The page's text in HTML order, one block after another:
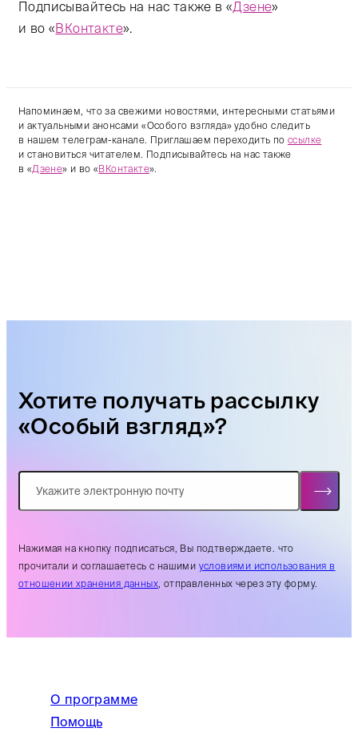
Подписывайтесь на нас также в «Дзене»
и во «ВКонтакте».
Напоминаем, что за свежими новостями, интересными статьями
и актуальными анонсами «Особого взгляда» удобно следить
в нашем телеграм-канале. Приглашаем переходить по ссылке
и становиться читателем. Подписывайтесь на нас также
в «Дзене» и во «ВКонтакте».
Хотите получать рассылку
«Особый взгляд»?
Нажимая на кнопку подписаться, Вы подтверждаете. что
прочитали и соглашаетесь с нашими условиями использования в
отношении хранения данных, отправленных через эту форму.
О программе
Помощь